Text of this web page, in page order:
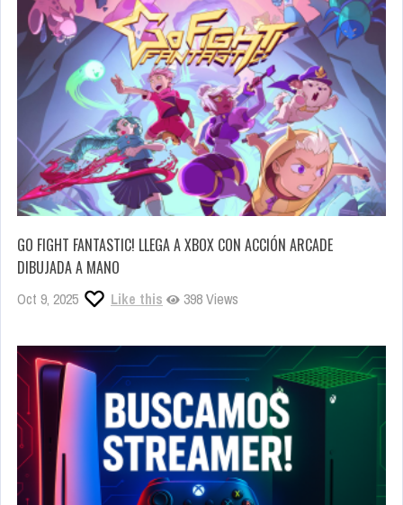
GO FIGHT FANTASTIC! LLEGA A XBOX CON ACCIÓN ARCADE
DIBUJADA A MANO
Oct 9, 2025 Like this 398 Views